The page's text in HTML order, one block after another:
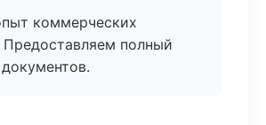
коммерческих
Предоставляем полный